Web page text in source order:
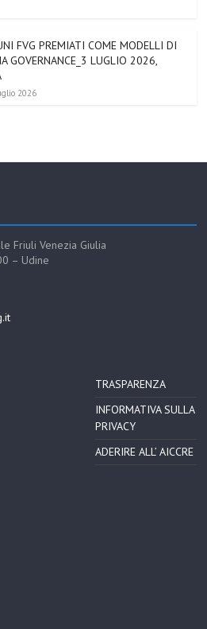
FVG PREMIATI COME MODELLI DI
GOVERNANCE_3 LUGLIO 2026,
2026
Friuli Venezia Giulia
– Udine
TRASPARENZA
INFORMATIVA SULLA
PRIVACY
ADERIRE ALL’ AICCRE